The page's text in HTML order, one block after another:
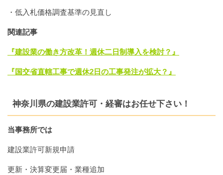
・低入札価格調査基準の見直し
関連記事
『建設業の働き方改革！週休二日制導入を検討？』
『国交省直轄工事で週休2日の工事発注が拡大？』
神奈川県の建設業許可・経審はお任せ下さい！
当事務所では
建設業許可新規申請
更新・決算変更届・業種追加